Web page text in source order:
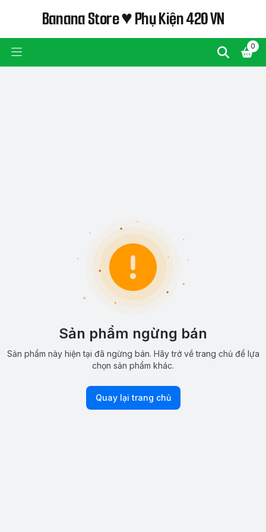
Banana Store ♥ Phụ Kiện 420 VN
0
Sản phẩm ngừng bán
Sản phẩm này hiện tại đã ngừng bán. Hãy trở về trang chủ để lựa
chọn sản phẩm khác.
Quay lại trang chủ